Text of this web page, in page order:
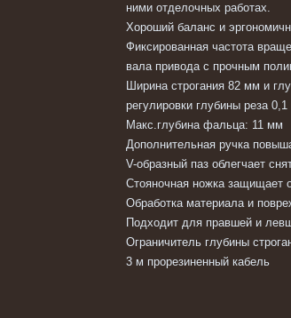
ними отделочных работах.
Хороший баланс и
Фиксированная частота
вала привода с прочным
Ширина строгания 82 мм и
регулировки глубины реза
Макс.глубина фальца: 11 мм
Дополнительная ручка
V-образный паз облегчает
Стояночная ножка защищает
Обработка материала и
Подходит для правшей и
Ограничитель глубины
3 м прорезиненный кабель